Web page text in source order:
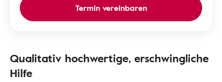
Termin vereinbaren
Qualitativ hochwertige, erschwingliche
Hilfe